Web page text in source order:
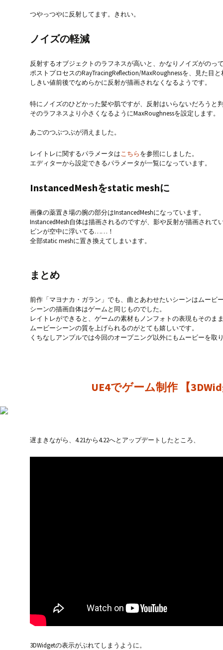
つやっつやに反射してます。きれい。
ノイズの軽減
反射するオブジェクトのラフネスが高いと、かなりノイズがのっ
ポストプロセスのRayTracingReflection/MaxRoughnessを、見た目
しきい値前後でなめらかに反射が描画されなくなるようです。
特にノイズのひどかった髪や肌ですが、反射はいらないだろうと
そのラフネスより小さくなるようにMaxRoughnessを設定します。
あごのつぶつぶが消えました。
レイトレに関するパラメータはこちらを参照にしました。
エディターから設定できるパラメータが一覧になっています。
InstancedMeshをstatic meshに
画像の薬置き場の腕の部分はInstancedMeshになっています。
InstancedMesh自体は描画されるのですが、影や反射が描画されて
ビンが空中に浮いてる……！
全部static meshに置き換えてしまいます。
まとめ
前作「マヨナカ・ガラン」でも、曲とあわせたいシーンはムービ
シーンの描画自体はゲームと同じものでした。
レイトレができると、ゲームの素材もノンフォトの表現もそのま
ムービーシーンの質を上げられるのがとても嬉しいです。
くちなしアンプルでは今回のオープニング以外にもムービーを取
UE4でゲーム制作 【
遅まきながら、4.21から4.22へとアップデートしたところ、
3DWidgetの表示がぶれてしまうように。